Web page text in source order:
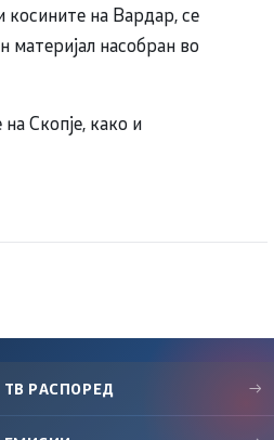
косините на Вардар, се
материјал насобран во
Скопје, како и
ТВ РАСПОРЕД →